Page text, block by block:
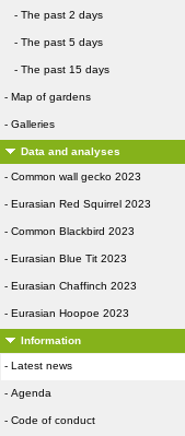
- The past 2 days
- The past 5 days
- The past 15 days
- Map of gardens
- Galleries
Data and analyses
- Common wall gecko 2023
- Eurasian Red Squirrel 2023
- Common Blackbird 2023
- Eurasian Blue Tit 2023
- Eurasian Chaffinch 2023
- Eurasian Hoopoe 2023
Information
- Latest news
- Agenda
- Code of conduct